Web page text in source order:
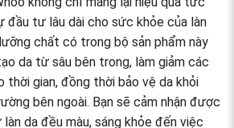
đầu tư lâu dài cho sức khỏe của làn
chất có trong bộ sản phẩm này
da từ sâu bên trong, làm giảm các
thời gian, đồng thời bảo vệ da khỏi
bên ngoài. Bạn sẽ cảm nhận được
da đều màu, sáng khỏe đến việc